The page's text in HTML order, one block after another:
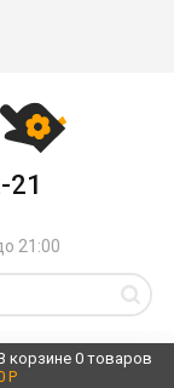
21
21:00
корзине 0 товаров
Р